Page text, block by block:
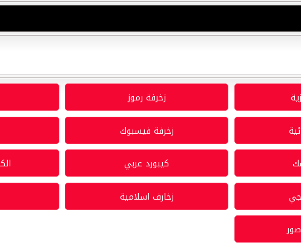
زخرفة رموز
زخرفة فيسبوك
كيبورد عربي
زخارف اسلامية